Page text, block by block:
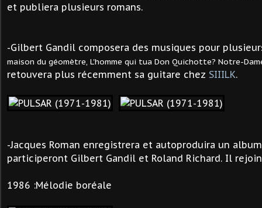
et publiera plusieurs romans.
-Gilbert Gandil composera des musiques pour
maison du géomètre, L'homme qui tua Don Quichotte? Notre-
retouvera plus récemment sa guitare chez SIIILK.
-Jacques Roman enregistrera et autoproduira un
participeront Gilbert Gandil et Roland Richard. Il
1986 :Mélodie boréale